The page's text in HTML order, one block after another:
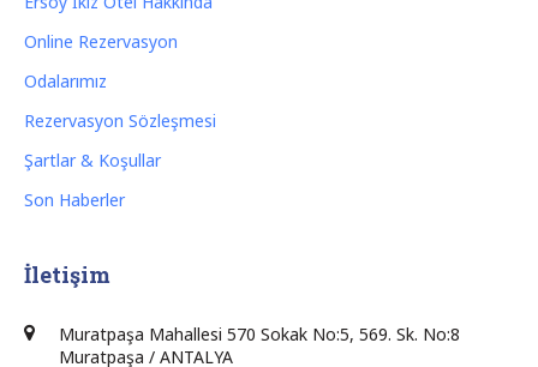
Online Rezervasyon
Odalarımız
Rezervasyon Sözleşmesi
Şartlar & Koşullar
Son Haberler
İletişim
Muratpaşa Mahallesi 570 Sokak No:5, 569. Sk. No:8
Muratpaşa / ANTALYA